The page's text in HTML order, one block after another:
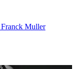
Muller